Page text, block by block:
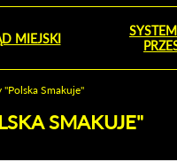
MIEJSKIODNOŚNIK
Smakuje"
SMAKUJE"